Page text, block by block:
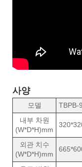
사양
모델 TBPB-
내부 차원
(W*D*H)mm
외관 치수
(W*D*H)mm